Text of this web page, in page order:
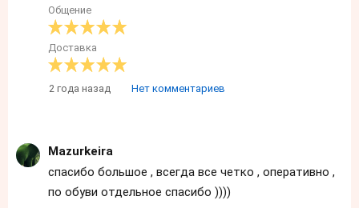
Общение
Доставка
2 года назад Нет комментариев
Mazurkeira
спасибо большое , всегда все четко , оперативно ,
по обуви отдельное спасибо ))))